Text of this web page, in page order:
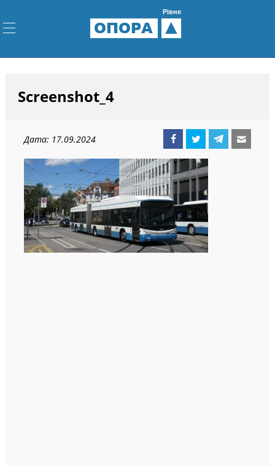
ОПОРА
Рівне
Screenshot_4
Дата: 17.09.2024